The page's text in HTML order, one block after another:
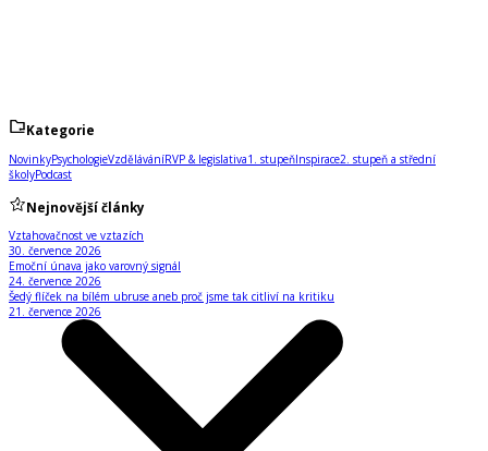
Kategorie
NovinkyPsychologieVzděláváníRVP & legislativa1. stupeňInspirace2. stupeň a střední
školyPodcast
Nejnovější články
Vztahovačnost ve vztazích
30. července 2026
Emoční únava jako varovný signál
24. července 2026
Šedý flíček na bílém ubruse aneb proč jsme tak citliví na kritiku
21. července 2026